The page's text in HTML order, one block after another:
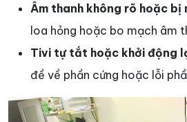
Âm thanh không rõ hoặc bị
loa hỏng hoặc bo mạch âm
Tivi tự tắt hoặc khởi động
đề về phần cứng hoặc lỗi